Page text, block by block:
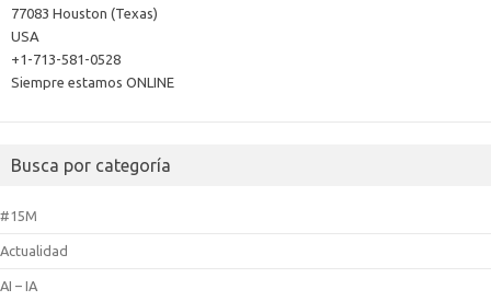
77083 Houston (Texas)
USA
+1-713-581-0528
Siempre estamos ONLINE
Busca por categoría
#15M
Actualidad
AI – IA